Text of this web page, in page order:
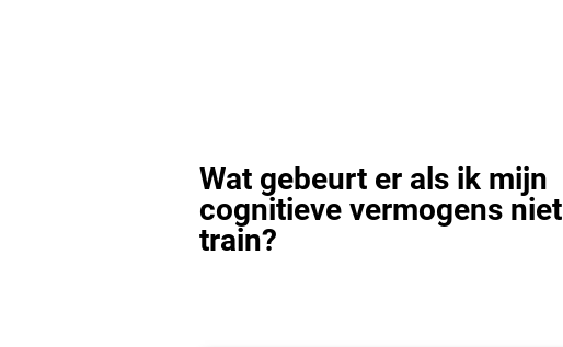
Wat gebeurt er als ik mijn
cognitieve vermogens niet
train?